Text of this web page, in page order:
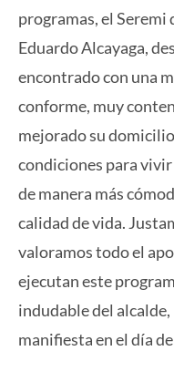
programas, el
Eduardo Alcayaga,
encontrado con una
conforme, muy
mejorado su
condiciones para
de manera más
calidad de vida.
valoramos todo el
ejecutan este
indudable del
manifiesta en el día de